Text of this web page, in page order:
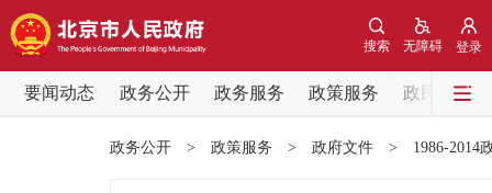
登录
无障碍
搜索
要闻动态 政务公开 政务服务 政策服务
政民互动
党中央精神
政务公开 > 政策服务 > 政府文件 > 1986-2014